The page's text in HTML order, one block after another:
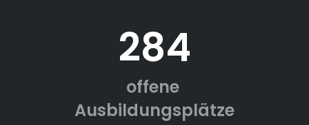
284
offene
Ausbildungsplätze